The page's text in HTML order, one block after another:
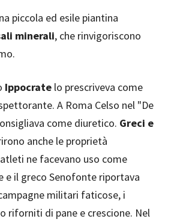
piccola ed esile piantina
minerali, che rinvigoriscono
Ippocrate lo prescriveva come
A Roma Celso nel "De
come diuretico. Greci e
anche le proprietà
ne facevano uso come
e il greco Senofonte riportava
militari faticose, i
riforniti di pane e crescione. Nel